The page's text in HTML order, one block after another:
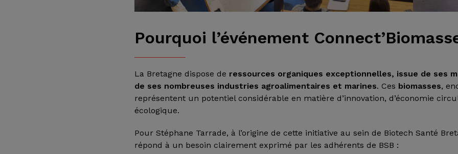
Pourquoi l’événement
La Bretagne dispose de ressources organiques exceptionnelles, issue de ses
de ses nombreuses industries agroalimentaires et marines. Ces biomasses,
représentent un potentiel considérable en matière d’innovation, d’économie
écologique.
Pour Stéphane Tarrade, à l’origine de cette initiative au sein de Biotech Santé
répond à un besoin clairement exprimé par les adhérents de BSB :